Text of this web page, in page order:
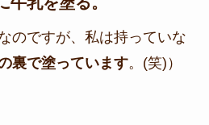
のですが、私は持っていな
裏で塗っています。(笑)）